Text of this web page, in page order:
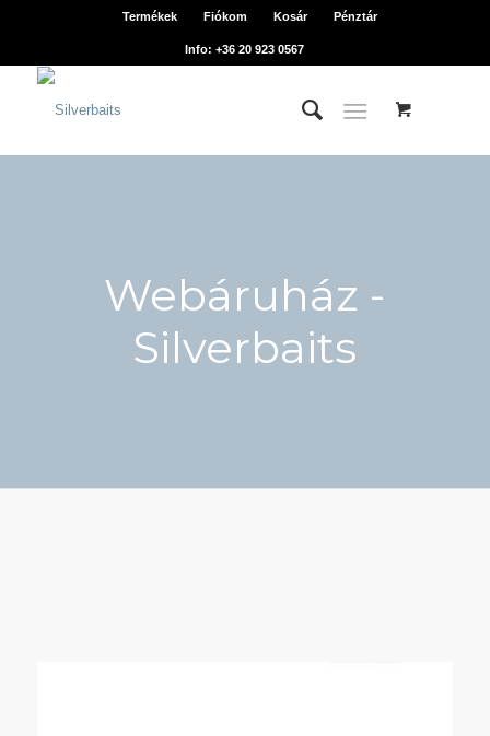
Termékek Fiókom Kosár Pénztár
Info: +36 20 923 0567
Webáruház -
Silverbaits